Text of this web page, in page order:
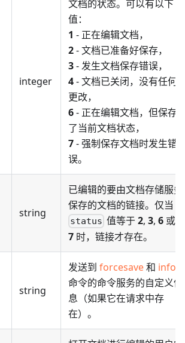
integer
文档的状态。可以有以下
值：
1 - 正在编辑文档，
2- 文档已准备好保存，
3- 发生文档保存错误，
4- 文档已关闭，没有任何
更改，
6- 正在编辑文档，但保存
了当前文档状态，
7- 强制保存文档时发生错
误。
string
已编辑的要由文档存储服务
保存的文档的链接。仅当
status 值等于2,3,6 或
7 时，链接才存在。
string
发送到 forcesave和 info
命令的命令服务的自定义信
息（如果它在请求中存
在）。